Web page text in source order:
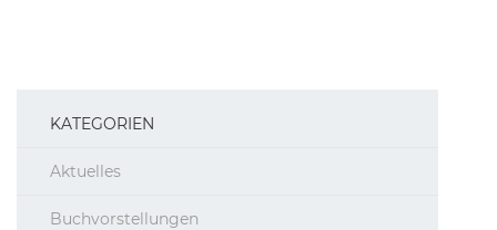
KATEGORIEN
Aktuelles
Buchvorstellungen